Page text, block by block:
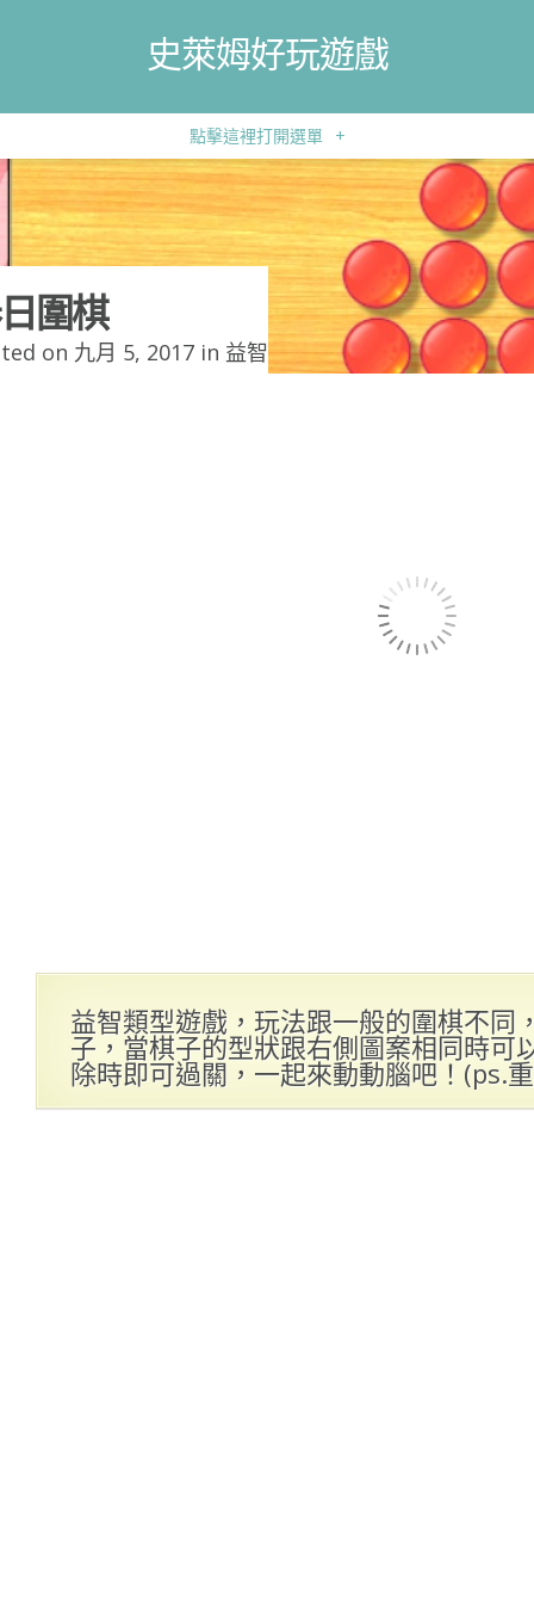
史萊姆好玩遊戲
點擊這裡打開選單 +
圍棋
on 九月 5, 2017 in 益智
益智類型遊戲，玩法跟一般的圍棋不同
子，當棋子的型狀跟右側圖案相同時可
除時即可過關，一起來動動腦吧！(ps.